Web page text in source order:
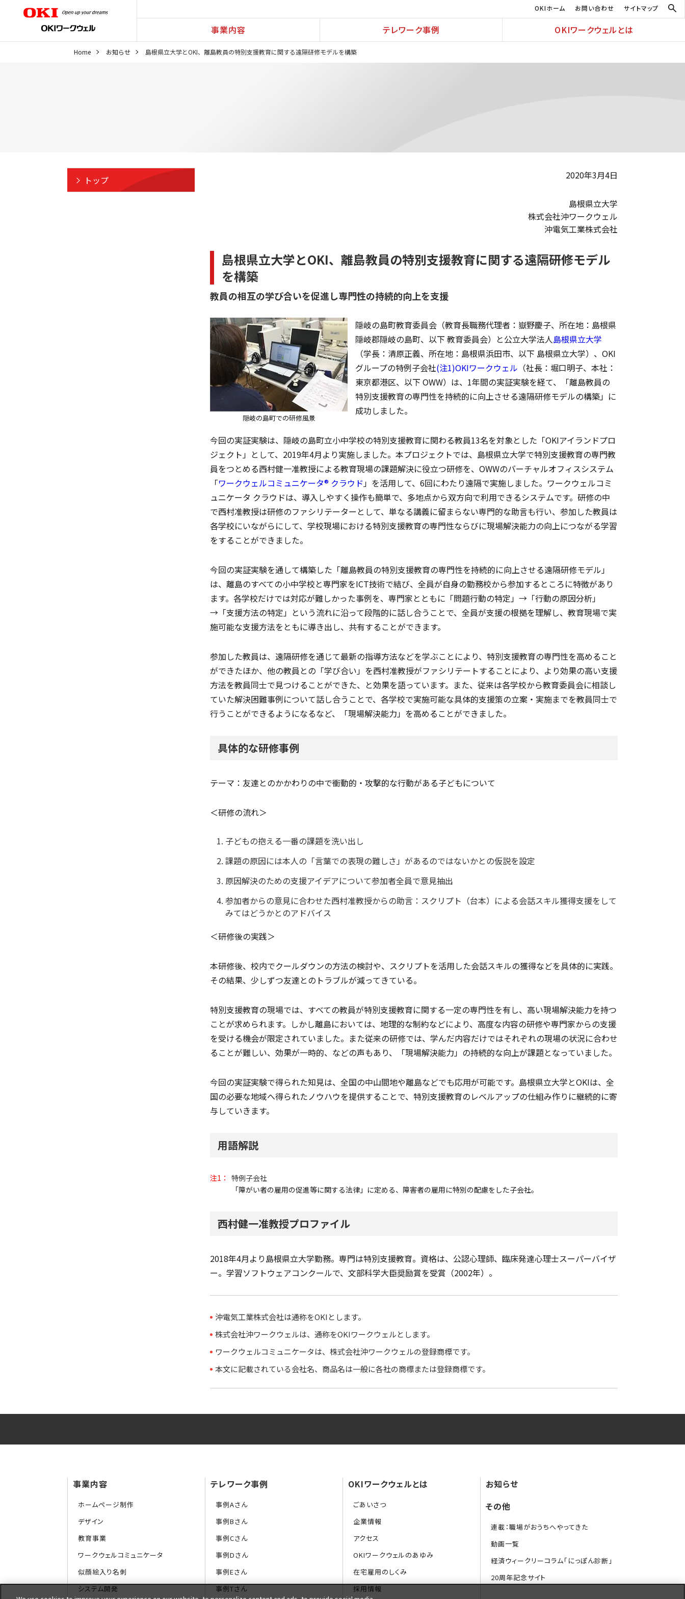
OKIホーム お問い合わせ サイトマップ
事業内容 テレワーク事例 OKIワークウェルとは
Home お知らせ 島根県立大学とOKI、離島教員の特別支援教育に関する遠隔研修モデルを構築
2020年3月4日
島根県立大学
株式会社沖ワークウェル
沖電気工業株式会社
島根県立大学とOKI、離島教員の特別支援教育に関する遠隔研修モデル
を構築
教員の相互の学び合いを促進し専門性の持続的向上を支援
隠岐の島町での研修風景
隠岐の島町教育委員会（教育長職務代理者：嶽野慶子、所在地：島根県
隠岐郡隠岐の島町、以下 教育委員会）と公立大学法人島根県立大学
（学長：清原正義、所在地：島根県浜田市、以下 島根県立大学）、OKI
グループの特例子会社(注1)OKIワークウェル （社長：堀口明子、本社：
東京都港区、以下 OWW）は、1年間の実証実験を経て、「離島教員の
特別支援教育の専門性を持続的に向上させる遠隔研修モデルの構築」に
成功しました。
今回の実証実験は、隠岐の島町立小中学校の特別支援教育に関わる教員13名を対象とした「OKIアイランドプロ
ジェクト」として、2019年4月より実施しました。本プロジェクトでは、島根県立大学で特別支援教育の専門教
員をつとめる西村健一准教授による教育現場の課題解決に役立つ研修を、OWWのバーチャルオフィスシステム
「ワークウェルコミュニケータ® クラウド 」を活用して、6回にわたり遠隔で実施しました。ワークウェルコミ
ュニケータ クラウドは、導入しやすく操作も簡単で、多地点から双方向で利用できるシステムです。研修の中
で西村准教授は研修のファシリテーターとして、単なる講義に留まらない専門的な助言も行い、参加した教員は
各学校にいながらにして、学校現場における特別支援教育の専門性ならびに現場解決能力の向上につながる学習
をすることができました。
今回の実証実験を通して構築した「離島教員の特別支援教育の専門性を持続的に向上させる遠隔研修モデル」
は、離島のすべての小中学校と専門家をICT技術で結び、全員が自身の勤務校から参加するところに特徴があり
ます。各学校だけでは対応が難しかった事例を、専門家とともに「問題行動の特定」→「行動の原因分析」
→「支援方法の特定」という流れに沿って段階的に話し合うことで、全員が支援の根拠を理解し、教育現場で実
施可能な支援方法をともに導き出し、共有することができます。
参加した教員は、遠隔研修を通じて最新の指導方法などを学ぶことにより、特別支援教育の専門性を高めること
ができたほか、他の教員との「学び合い」を西村准教授がファシリテートすることにより、より効果の高い支援
方法を教員同士で見つけることができた、と効果を語っています。また、従来は各学校から教育委員会に相談し
ていた解決困難事例について話し合うことで、各学校で実施可能な具体的支援策の立案・実施までを教員同士で
行うことができるようになるなど、「現場解決能力」を高めることができました。
具体的な研修事例
テーマ：友達とのかかわりの中で衝動的・攻撃的な行動がある子どもについて
＜研修の流れ＞
子どもの抱える一番の課題を洗い出し
課題の原因には本人の「言葉での表現の難しさ」があるのではないかとの仮説を設定
原因解決のための支援アイデアについて参加者全員で意見抽出
参加者からの意見に合わせた西村准教授からの助言：スクリプト（台本）による会話スキル獲得支援をして
みてはどうかとのアドバイス
＜研修後の実践＞
本研修後、校内でクールダウンの方法の検討や、スクリプトを活用した会話スキルの獲得などを具体的に実践。
その結果、少しずつ友達とのトラブルが減ってきている。
特別支援教育の現場では、すべての教員が特別支援教育に関する一定の専門性を有し、高い現場解決能力を持つ
ことが求められます。しかし離島においては、地理的な制約などにより、高度な内容の研修や専門家からの支援
を受ける機会が限定されていました。また従来の研修では、学んだ内容だけではそれぞれの現場の状況に合わせ
ることが難しい、効果が一時的、などの声もあり、「現場解決能力」の持続的な向上が課題となっていました。
今回の実証実験で得られた知見は、全国の中山間地や離島などでも応用が可能です。島根県立大学とOKIは、全
国の必要な地域へ得られたノウハウを提供することで、特別支援教育のレベルアップの仕組み作りに継続的に寄
与していきます。
用語解説
注1： 特例子会社
「障がい者の雇用の促進等に関する法律」に定める、障害者の雇用に特別の配慮をした子会社。
西村健一准教授プロファイル
2018年4月より島根県立大学勤務。専門は特別支援教育。資格は、公認心理師、臨床発達心理士スーパーバイザ
ー。学習ソフトウェアコンクールで、文部科学大臣奨励賞を受賞（2002年）。
沖電気工業株式会社は通称をOKIとします。
株式会社沖ワークウェルは、通称をOKIワークウェルとします。
ワークウェルコミュニケータは、株式会社沖ワークウェルの登録商標です。
本文に記載されている会社名、商品名は一般に各社の商標または登録商標です。
トップ
事業内容
ホームページ制作
デザイン
教育事業
ワークウェルコミュニケータ
似顔絵入り名刺
システム開発
テレワーク事例
事例Aさん
事例Bさん
事例Cさん
事例Dさん
事例Eさん
事例Tさん
OKIワークウェルとは
ごあいさつ
企業情報
アクセス
OKIワークウェルのあゆみ
在宅雇用のしくみ
採用情報
お知らせ
その他
連載：職場がおうちへやってきた
動画一覧
経済ウィークリーコラム「にっぽん診断」
20周年記念サイト